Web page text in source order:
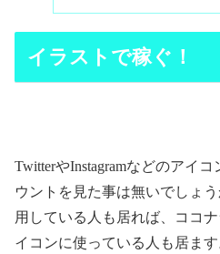
イラストで稼ぐ！
TwitterやInstagramなどのアイ
ウントを見た事は無いでしょ
用している人も居れば、ココ
イコンに使っている人も居ます